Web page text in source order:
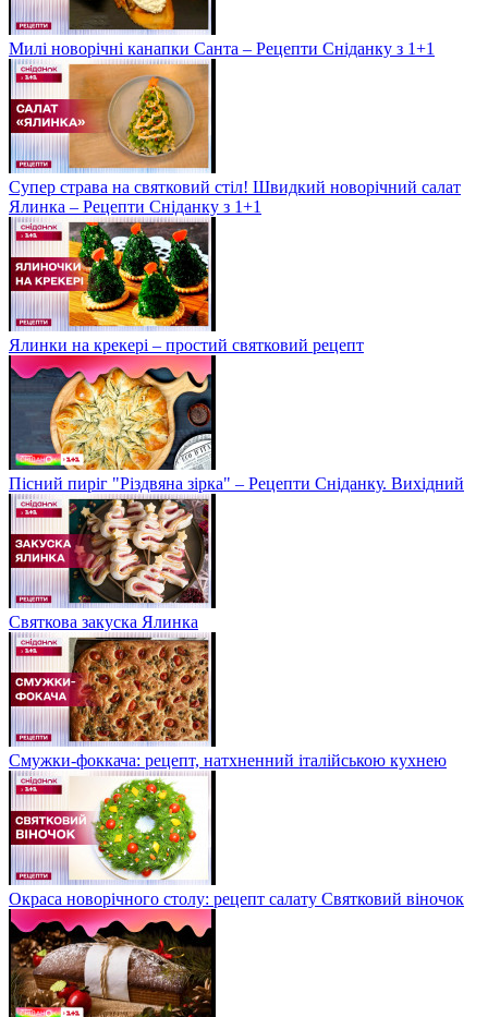
Милі новорічні канапки Санта – Рецепти Сніданку з 1+1
Супер страва на святковий стіл! Швидкий новорічний салат
Ялинка – Рецепти Сніданку з 1+1
Ялинки на крекері – простий святковий рецепт
Пісний пиріг "Різдвяна зірка" – Рецепти Сніданку. Вихідний
Святкова закуска Ялинка
Смужки-фоккача: рецепт, натхненний італійською кухнею
Окраса новорічного столу: рецепт салату Святковий віночок